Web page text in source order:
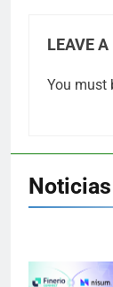
LEAVE A
You must